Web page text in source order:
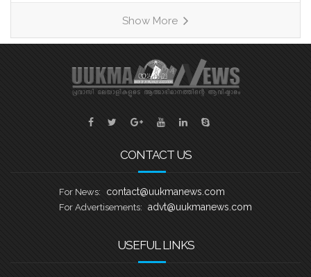
ടീമുകളാണ് ഹീറ്റ്സ്–3ൽ നേർക്കുനേർ
എത്തുന്നത്. തായങ്കരി, പായിപ്പാട്,
കരുവാറ്റ എന്നീ ചരിത്രപ്രസിദ്ധമായ
ചുണ്ടൻവള്ളങ്ങളുടെ പേരിലാണ്
യുകെയിലെ പ്രമുഖ ബോട്ട് ക്ലബ്ബുകൾ
ശക്തി തെളിയിക്കാൻ എത്തുന്നത്.
ബാസറ്റ്ലോ
Show More
CONTACT US
For News: contact@uukmanews.com
For Advertisements: advt@uukmanews.com
USEFUL LINKS